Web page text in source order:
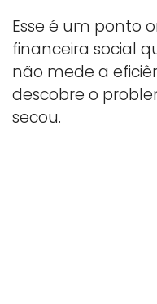
Esse é um ponto
financeira social
não mede a
descobre o
secou.